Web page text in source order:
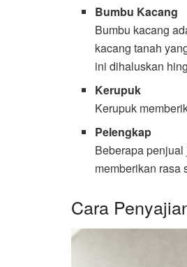
Bumbu Kacang
Bumbu kacang
kacang tanah
ini dihaluskan
Kerupuk
Kerupuk
Pelengkap
Beberapa
memberikan rasa
Cara